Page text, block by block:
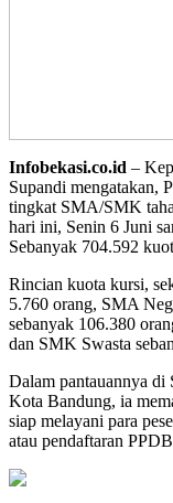
Infobekasi.co.id –
Supandi mengatakan,
tingkat SMA/SMK
hari ini, Senin 6 Juni
Sebanyak 704.592
Rincian kuota kursi,
5.760 orang, SMA
sebanyak 106.380
dan SMK Swasta
Dalam pantauannya
Kota Bandung, ia
siap melayani para
atau pendaftaran